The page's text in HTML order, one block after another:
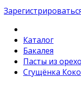
Каталог
Бакалея
Пасты из
Сгущёнка